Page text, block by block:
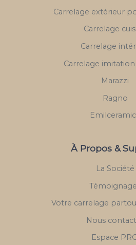
Carrelage extérieur
Carrelage
Carrelage
Carrelage
Marazzi
Ragno
À Propos &
La Société
Votre carrelage
Nous
Espace